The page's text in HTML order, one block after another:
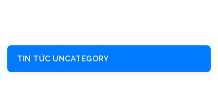
TIN TỨC UNCATEGORY